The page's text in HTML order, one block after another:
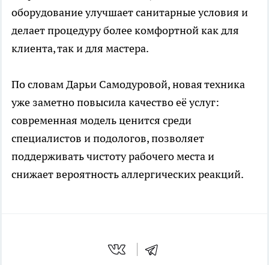
оборудование улучшает санитарные условия и
делает процедуру более комфортной как для
клиента, так и для мастера.
По словам Дарьи Самодуровой, новая техника
уже заметно повысила качество её услуг:
современная модель ценится среди
специалистов и подологов, позволяет
поддерживать чистоту рабочего места и
снижает вероятность аллергических реакций.